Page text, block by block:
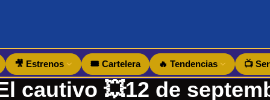
🎥 Estrenos 🎟️ Cartelera 🔥 Tendencias 📺